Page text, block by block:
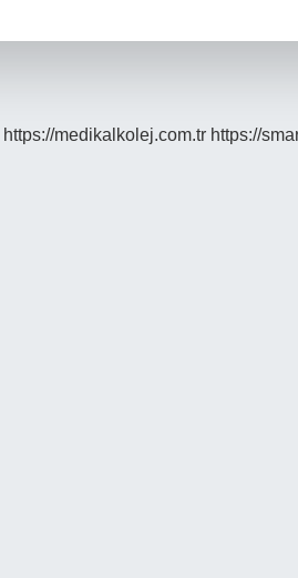
https://medikalkolej.com.tr https://